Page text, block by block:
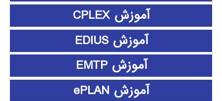
آموزش CPLEX
آموزش EDIUS
آموزش EMTP
آموزش ePLAN